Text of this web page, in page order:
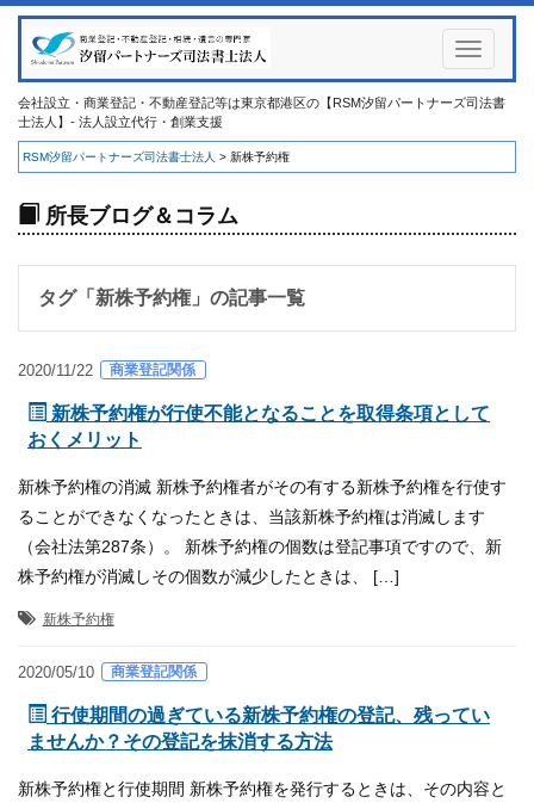
Toggle
会社設立・商業登記・不動産登記等は東京都港区の【RSM汐留パートナーズ司法書
士法人】- 法人設立代行・創業支援
RSM汐留パートナーズ司法書士法人 > 新株予約権
所長ブログ＆コラム
タグ「 新株予約権」の記事一覧
2020/11/22 商業登記関係
新株予約権が行使不能となることを取得条項として
おくメリット
新株予約権の消滅 新株予約権者がその有する新株予約権を行使す
ることができなくなったときは、当該新株予約権は消滅します
（会社法第287条）。 新株予約権の個数は登記事項ですので、新
株予約権が消滅しその個数が減少したときは、 […]
新株予約権
2020/05/10 商業登記関係
行使期間の過ぎている新株予約権の登記、残ってい
ませんか？その登記を抹消する方法
新株予約権と行使期間 新株予約権を発行するときは、その内容と